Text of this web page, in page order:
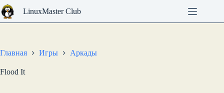
Перейти
к
сути
LinuxMaster Club
Главная Игры Аркады
Flood It